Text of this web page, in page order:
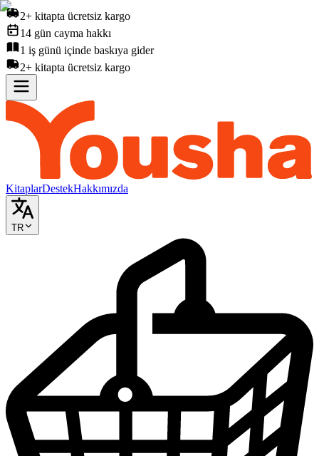
2+ kitapta ücretsiz kargo
14 gün cayma hakkı
1 iş günü içinde baskıya gider
2+ kitapta ücretsiz kargo
KitaplarDestekHakkımızda
TR